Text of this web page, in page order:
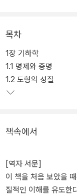
목차
1장 기하학
1.1 명제와 증명
1.2 도형의 성질
책속에서
[역자 서문]
이 책을 처음 보았을
질적인 이해를 유도한